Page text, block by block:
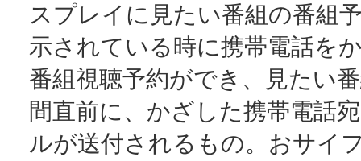
スプレイに見たい番組の番組
示されている時に携帯電話を
番組視聴予約ができ、見たい
間直前に、かざした携帯電話
ルが送付されるもの。おサイ